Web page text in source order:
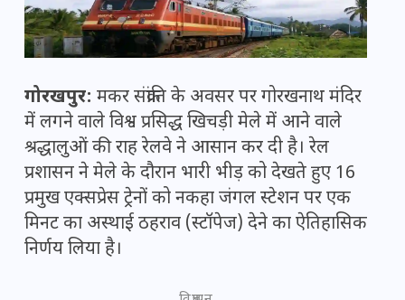
गोरखपुर: मकर संक्रांति के अवसर पर गोरखनाथ मंदिर
में लगने वाले विश्व प्रसिद्ध खिचड़ी मेले में आने वाले
श्रद्धालुओं की राह रेलवे ने आसान कर दी है। रेल
प्रशासन ने मेले के दौरान भारी भीड़ को देखते हुए 16
प्रमुख एक्सप्रेस ट्रेनों को नकहा जंगल स्टेशन पर एक
मिनट का अस्थाई ठहराव (स्टॉपेज) देने का ऐतिहासिक
निर्णय लिया है।